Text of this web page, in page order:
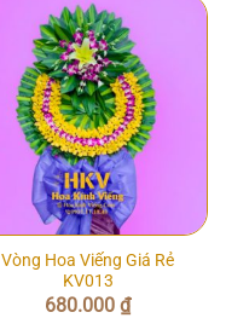
Vòng Hoa Viếng Giá Rẻ
KV013
680.000 ₫